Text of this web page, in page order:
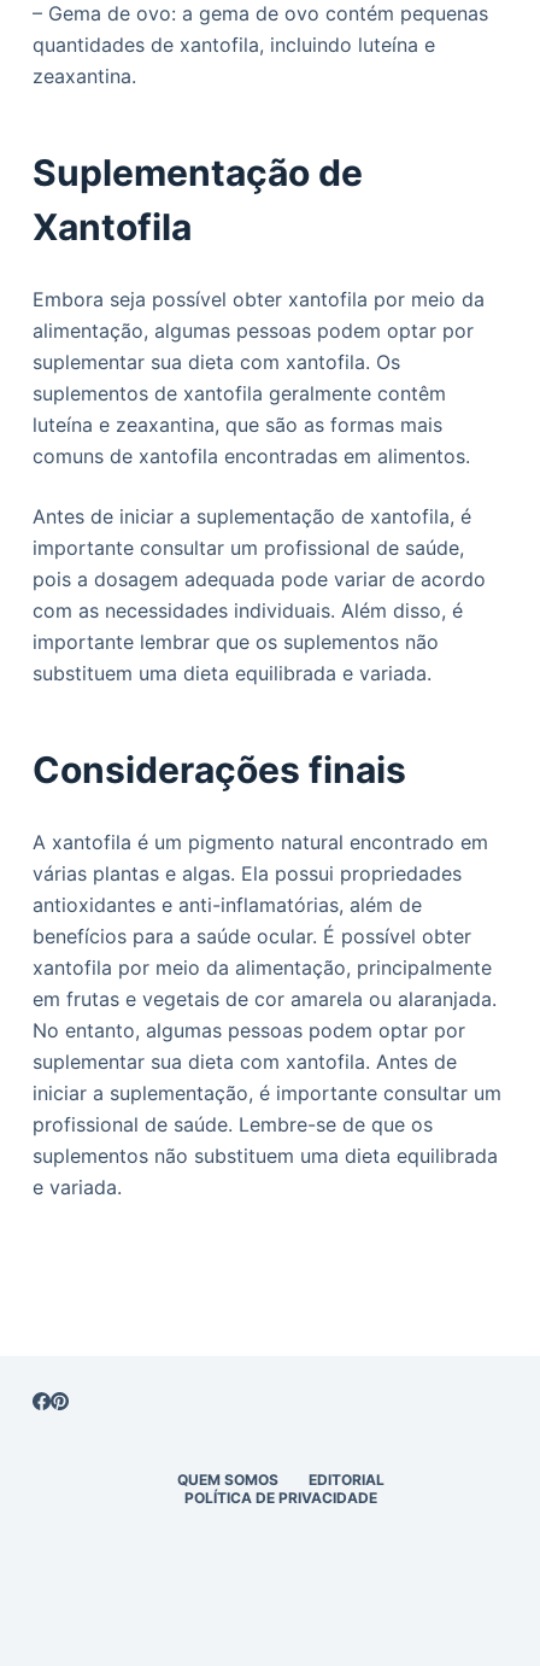
– Gema de ovo: a gema de ovo contém pequenas
quantidades de xantofila, incluindo luteína e
zeaxantina.
Suplementação de
Xantofila
Embora seja possível obter xantofila por meio da
alimentação, algumas pessoas podem optar por
suplementar sua dieta com xantofila. Os
suplementos de xantofila geralmente contêm
luteína e zeaxantina, que são as formas mais
comuns de xantofila encontradas em alimentos.
Antes de iniciar a suplementação de xantofila, é
importante consultar um profissional de saúde,
pois a dosagem adequada pode variar de acordo
com as necessidades individuais. Além disso, é
importante lembrar que os suplementos não
substituem uma dieta equilibrada e variada.
Considerações finais
A xantofila é um pigmento natural encontrado em
várias plantas e algas. Ela possui propriedades
antioxidantes e anti-inflamatórias, além de
benefícios para a saúde ocular. É possível obter
xantofila por meio da alimentação, principalmente
em frutas e vegetais de cor amarela ou alaranjada.
No entanto, algumas pessoas podem optar por
suplementar sua dieta com xantofila. Antes de
iniciar a suplementação, é importante consultar um
profissional de saúde. Lembre-se de que os
suplementos não substituem uma dieta equilibrada
e variada.
QUEM SOMOS
EDITORIAL
POLÍTICA DE PRIVACIDADE